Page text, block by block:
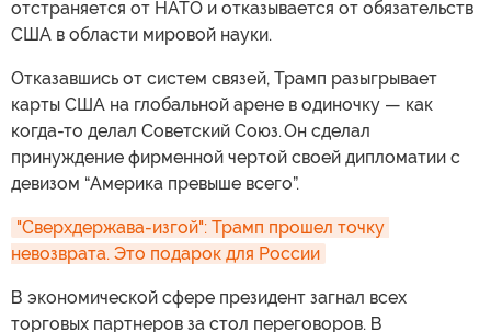
отстраняется от НАТО и отказывается от обязательств
США в области мировой науки.
Отказавшись от систем связей, Трамп разыгрывает
карты США на глобальной арене в одиночку — как
когда-то делал Советский Союз. Он сделал
принуждение фирменной чертой своей дипломатии с
девизом “Америка превыше всего”.
"Сверхдержава-изгой": Трамп прошел точку
невозврата. Это подарок для России
В экономической сфере президент загнал всех
торговых партнеров за стол переговоров. В